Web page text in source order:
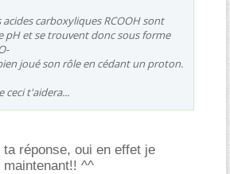
acides carboxyliques RCOOH sont
pH et se trouvent donc sous forme
joué son rôle en cédant un proton.
ceci t'aidera...
réponse, oui en effet je
^^